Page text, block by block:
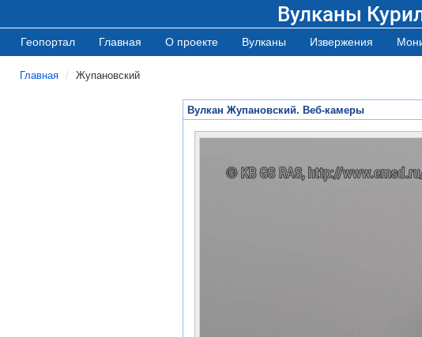
Вулканы
Геопортал Главная О проекте Вулканы Извержения
Главная Жупановский
Вулкан Жупановский. Веб-камеры